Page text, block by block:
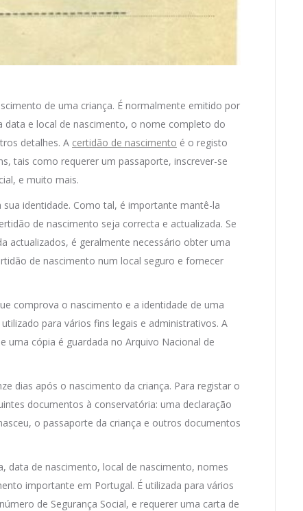
de uma criança. É normalmente emitido por
e local de nascimento, o nome completo do
detalhes. A certidão de nascimento é o registo
tais como requerer um passaporte, inscrever-se
e muito mais.
identidade. Como tal, é importante mantê-la
de nascimento seja correcta e actualizada. Se
actualizados, é geralmente necessário obter uma
de nascimento num local seguro e fornecer
comprova o nascimento e a identidade de uma
para vários fins legais e administrativos. A
uma cópia é guardada no Arquivo Nacional de
dias após o nascimento da criança. Para registar o
documentos à conservatória: uma declaração
o passaporte da criança e outros documentos
data de nascimento, local de nascimento, nomes
importante em Portugal. É utilizada para vários
de Segurança Social, e requerer uma carta de